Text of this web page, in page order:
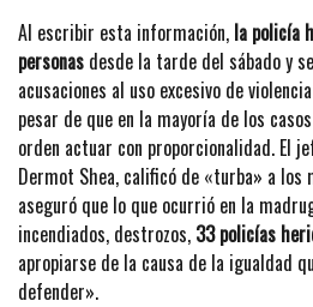
Al escribir esta información, la policía
personas desde la tarde del sábado y
acusaciones al uso excesivo de
pesar de que en la mayoría de los
orden actuar con proporcionalidad. El
Dermot Shea, calificó de «turba» a
aseguró que lo que ocurrió en la
incendiados, destrozos, 33 policías
apropiarse de la causa de la igualdad
defender».